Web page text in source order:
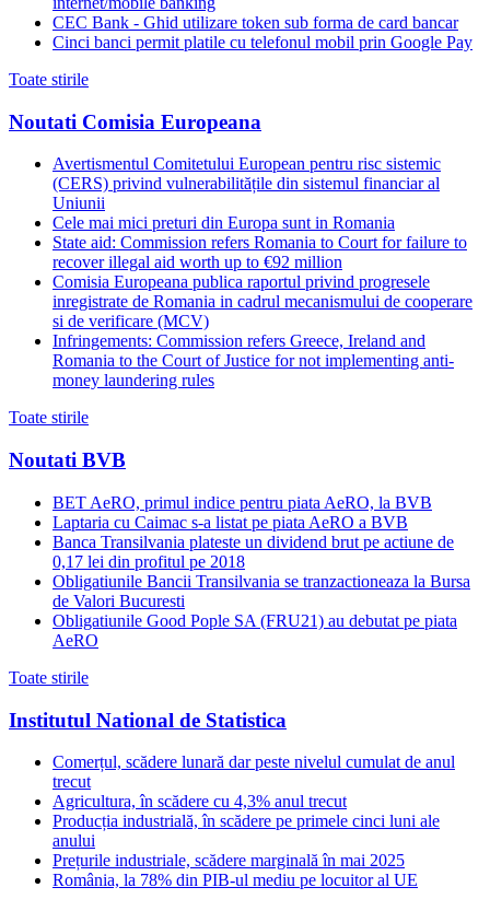
CEC Bank - Ghid utilizare token sub forma de card bancar
Cinci banci permit platile cu telefonul mobil prin Google Pay
Toate stirile
Noutati Comisia Europeana
Avertismentul Comitetului European pentru risc sistemic
(CERS) privind vulnerabilitățile din sistemul financiar al
Uniunii
Cele mai mici preturi din Europa sunt in Romania
State aid: Commission refers Romania to Court for failure to
recover illegal aid worth up to €92 million
Comisia Europeana publica raportul privind progresele
inregistrate de Romania in cadrul mecanismului de cooperare
si de verificare (MCV)
Infringements: Commission refers Greece, Ireland and
Romania to the Court of Justice for not implementing anti-
money laundering rules
Toate stirile
Noutati BVB
BET AeRO, primul indice pentru piata AeRO, la BVB
Laptaria cu Caimac s-a listat pe piata AeRO a BVB
Banca Transilvania plateste un dividend brut pe actiune de
0,17 lei din profitul pe 2018
Obligatiunile Bancii Transilvania se tranzactioneaza la Bursa
de Valori Bucuresti
Obligatiunile Good Pople SA (FRU21) au debutat pe piata
AeRO
Toate stirile
Institutul National de Statistica
Comerțul, scădere lunară dar peste nivelul cumulat de anul
trecut
Agricultura, în scădere cu 4,3% anul trecut
Producția industrială, în scădere pe primele cinci luni ale
anului
Prețurile industriale, scădere marginală în mai 2025
România, la 78% din PIB-ul mediu pe locuitor al UE